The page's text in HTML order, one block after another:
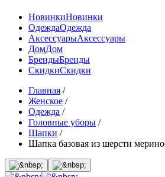
НовинкиНовинки
ОдеждаОдежда
АксессуарыАксессуары
ДомДом
БрендыБренды
СкидкиСкидки
Главная /
Женское /
Одежда /
Головные уборы /
Шапки /
Шапка базовая из шерсти